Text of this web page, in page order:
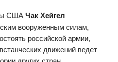
СШАЧак Хейгел
вооруженным силам,
российской армии,
движений ведет